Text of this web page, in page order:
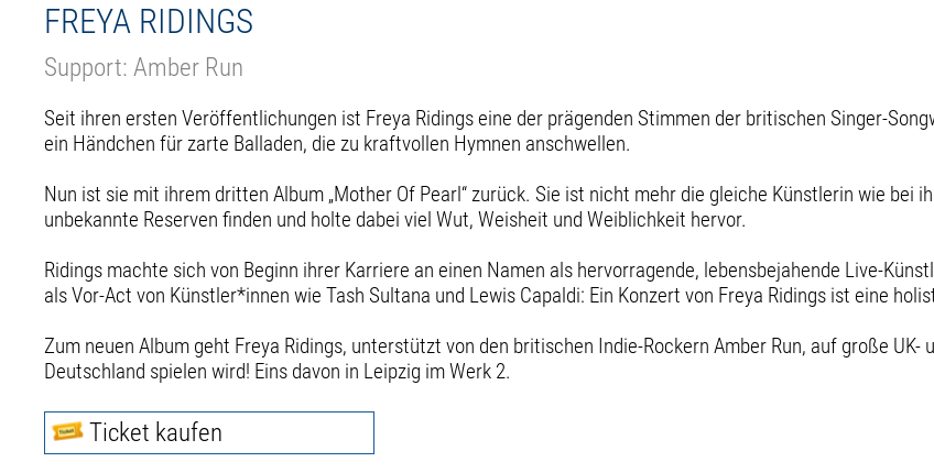
FREYA RIDINGS
Support: Amber Run
Seit ihren ersten Veröffentlichungen ist Freya Ridings eine der prägenden Stimmen der britischen Singer-
ein Händchen für zarte Balladen, die zu kraftvollen Hymnen anschwellen.
Nun ist sie mit ihrem dritten Album „Mother Of Pearl“ zurück. Sie ist nicht mehr die gleiche Künstlerin wie bei
unbekannte Reserven finden und holte dabei viel Wut, Weisheit und Weiblichkeit hervor.
Ridings machte sich von Beginn ihrer Karriere an einen Namen als hervorragende, lebensbejahende Live-
als Vor-Act von Künstler*innen wie Tash Sultana und Lewis Capaldi: Ein Konzert von Freya Ridings ist eine
Zum neuen Album geht Freya Ridings, unterstützt von den britischen Indie-Rockern Amber Run, auf große UK-
Deutschland spielen wird! Eins davon in Leipzig im Werk 2.
Ticket kaufen